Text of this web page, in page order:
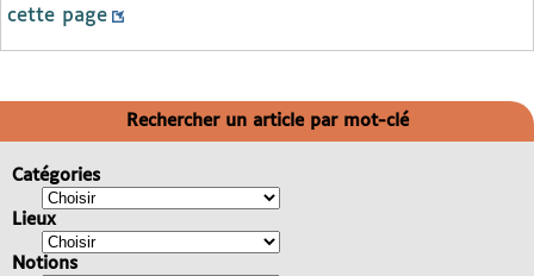
cette page
Rechercher un article par mot-clé
Catégories
Lieux
Notions